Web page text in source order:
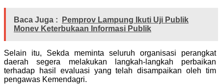
Baca Juga :
Pemprov Lampung Ikuti Uji Publik
Monev Keterbukaan Informasi Publik
Selain itu, Sekda meminta seluruh organisasi perangkat
daerah segera melakukan langkah-langkah perbaikan
terhadap hasil evaluasi yang telah disampaikan oleh tim
pengawas Kemendagri.